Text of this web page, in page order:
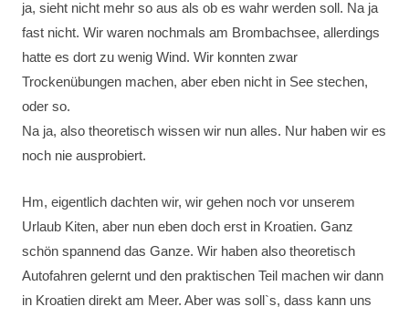
ja, sieht nicht mehr so aus als ob es wahr werden soll. Na ja
fast nicht. Wir waren nochmals am Brombachsee, allerdings
hatte es dort zu wenig Wind. Wir konnten zwar
Trockenübungen machen, aber eben nicht in See stechen,
oder so.
Na ja, also theoretisch wissen wir nun alles. Nur haben wir es
noch nie ausprobiert.
Hm, eigentlich dachten wir, wir gehen noch vor unserem
Urlaub Kiten, aber nun eben doch erst in Kroatien. Ganz
schön spannend das Ganze. Wir haben also theoretisch
Autofahren gelernt und den praktischen Teil machen wir dann
in Kroatien direkt am Meer. Aber was soll`s, dass kann uns